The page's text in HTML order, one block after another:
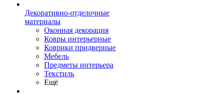
Декоративно-отделочные
материалы
Оконная декорация
Ковры интерьерные
Коврики придверные
Мебель
Предметы интерьера
Текстиль
Ещё